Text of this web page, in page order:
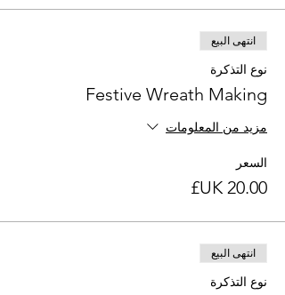
انتهى البيع
نوع التذكرة
Festive Wreath Making
مزيد من المعلومات
السعر
انتهى البيع
نوع التذكرة